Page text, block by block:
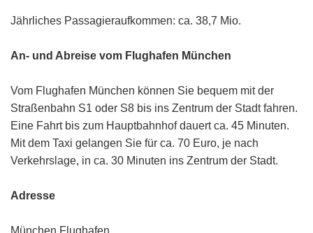
Jährliches Passagieraufkommen: ca. 38,7 Mio.
An- und Abreise vom Flughafen München
Vom Flughafen München können Sie bequem mit der
Straßenbahn S1 oder S8 bis ins Zentrum der Stadt fahren.
Eine Fahrt bis zum Hauptbahnhof dauert ca. 45 Minuten.
Mit dem Taxi gelangen Sie für ca. 70 Euro, je nach
Verkehrslage, in ca. 30 Minuten ins Zentrum der Stadt.
Adresse